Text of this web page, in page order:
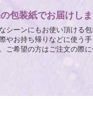
包装紙でお届けしま
シーンにもお使い頂ける
やお持ち帰りなどに使う
ご希望の方はご注文の際